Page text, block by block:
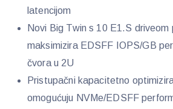
latencijom
Novi Big Twin s 10 E1.S driveom
maksimizira EDSFF IOPS/GB
čvora u 2U
Pristupačni kapacitetno
omogućuju NVMe/EDSFF